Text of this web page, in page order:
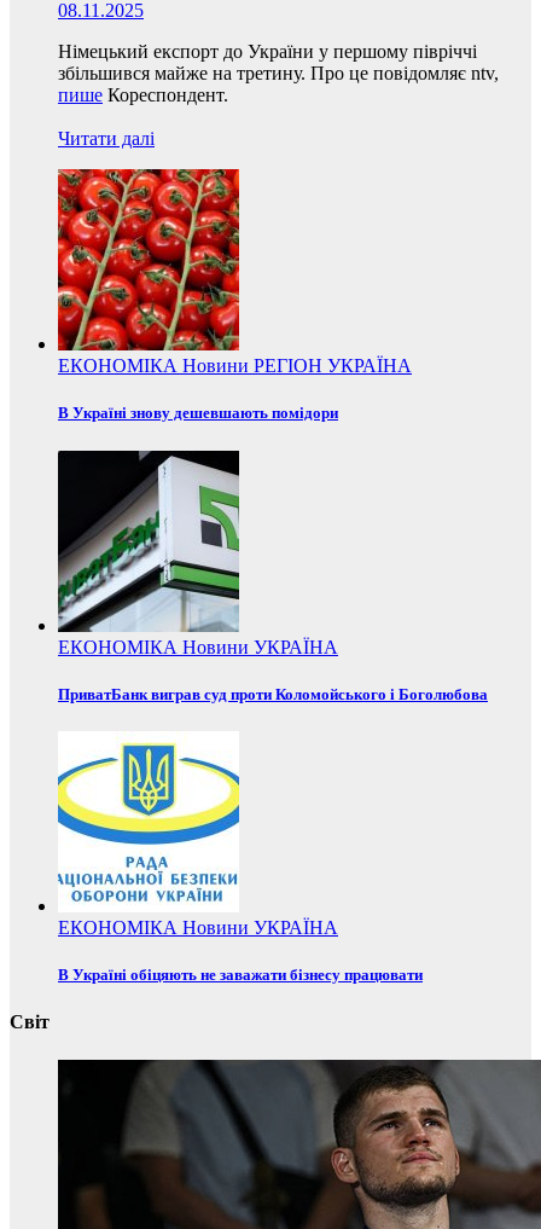
08.11.2025
Німецький експорт до України у першому півріччі
збільшився майже на третину. Про це повідомляє ntv,
пише Кореспондент.
Читати далі
ЕКОНОМІКА Новини РЕГІОН УКРАЇНА
В Україні знову дешевшають помідори
ЕКОНОМІКА Новини УКРАЇНА
ПриватБанк виграв суд проти Коломойського і Боголюбова
ЕКОНОМІКА Новини УКРАЇНА
В Україні обіцяють не заважати бізнесу працювати
Світ